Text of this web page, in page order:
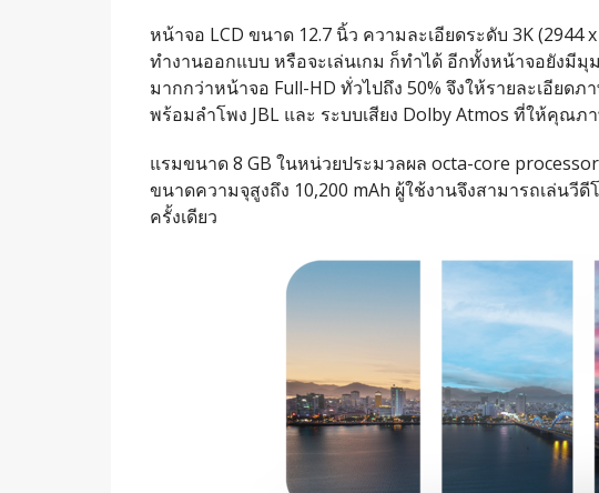
หน้าจอ LCD ขนาด 12.7 นิ้ว ความละเอียดระดับ 3K
ทำงานออกแบบ หรือจะเล่นเกม ก็ทำได้ อีกทั้งหน้าจอยังมี
มากกว่าหน้าจอ Full-HD ทั่วไปถึง 50% จึงให้รายละเอียด
พร้อมลำโพง JBL และ ระบบเสียง Dolby Atmos ที่ให้คุณภ
แรมขนาด 8 GB ในหน่วยประมวลผล octa-core
ขนาดความจุสูงถึง 10,200 mAh ผู้ใช้งานจึงสามารถเล่นวี
ครั้งเดียว